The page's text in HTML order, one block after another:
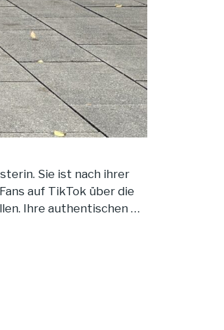
Sie ist nach ihrer
auf TikTok über die
Ihre authentischen …